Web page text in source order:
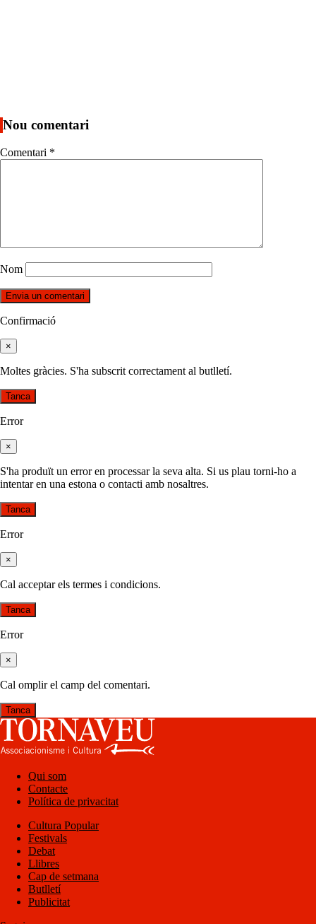
Nou comentari
Comentari *
Nom
Confirmació
×
Moltes gràcies. S'ha subscrit correctament al butlletí.
Tanca
Error
×
S'ha produït un error en processar la seva alta. Si us plau torni-ho a
intentar en una estona o contacti amb nosaltres.
Tanca
Error
×
Cal acceptar els termes i condicions.
Tanca
Error
×
Cal omplir el camp del comentari.
Tanca
Qui som
Contacte
Política de privacitat
Cultura Popular
Festivals
Debat
Llibres
Cap de setmana
Butlletí
Publicitat